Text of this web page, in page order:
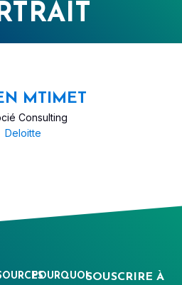
MTIMET
Consulting
Deloitte
SOUSCRIRE À
POURQUOI